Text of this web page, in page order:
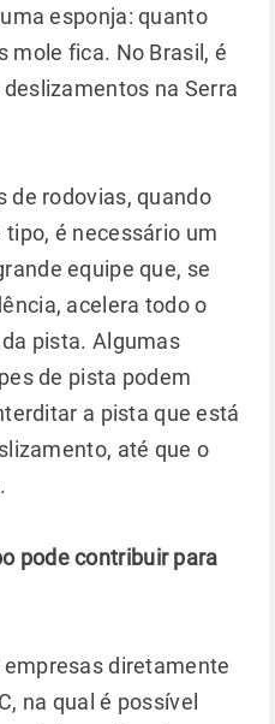
esponja: quanto
mole fica. No Brasil, é
na Serra
de rodovias, quando
é necessário um
equipe que, se
acelera todo o
pista. Algumas
de pista podem
a pista que está
até que o
pode contribuir para
diretamente
na qual é possível